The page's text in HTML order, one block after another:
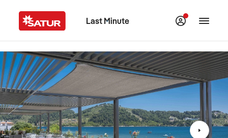
Last Minute